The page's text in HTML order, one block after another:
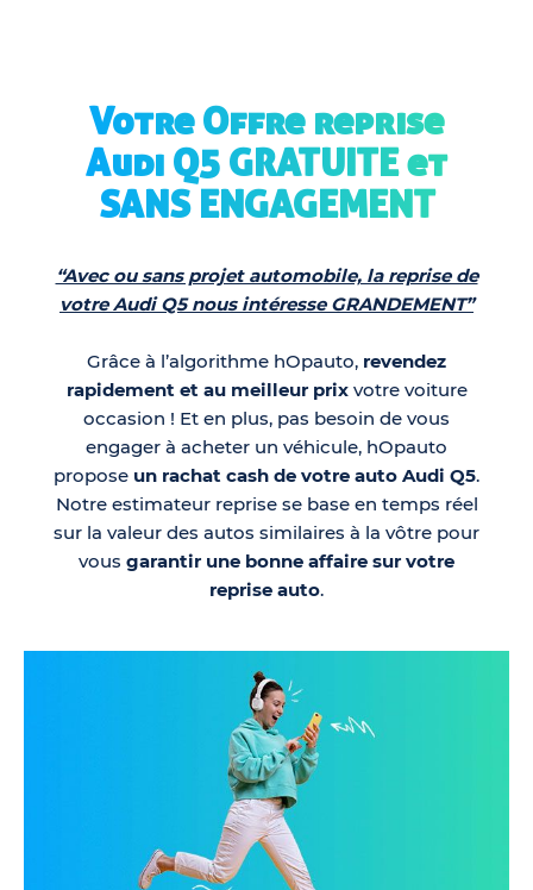
Votre Offre reprise
Audi Q5 GRATUITE et
SANS ENGAGEMENT
“Avec ou sans projet automobile, la reprise de
votre Audi Q5 nous intéresse GRANDEMENT”
Grâce à l’algorithme hOpauto, revendez
rapidement et au meilleur prixvotre voiture
occasion ! Et en plus, pas besoin de vous
engager à acheter un véhicule, hOpauto
propose un rachat cash de votre auto Audi Q5.
Notre estimateur reprise se base en temps réel
sur la valeur des autos similaires à la vôtre pour
vous garantir une bonne affaire sur votre
reprise auto.